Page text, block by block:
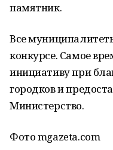
памятник.
Все
конкурсе. Самое
инициативу при
городков и
Министерство.
Фото mgazeta.com